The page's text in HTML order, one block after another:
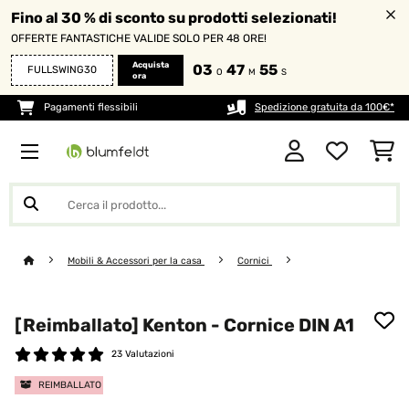
Fino al 30 % di sconto su prodotti selezionati!
OFFERTE FANTASTICHE VALIDE SOLO PER 48 ORE!
FULLSWING30
Acquista
ora
03 O 47 M 53 S
Pagamenti flessibili Spedizione gratuita da 100€*
Mobili & Accessori per la casa Cornici
[Reimballato] Kenton - Cornice DIN A1
23 Valutazioni
REIMBALLATO